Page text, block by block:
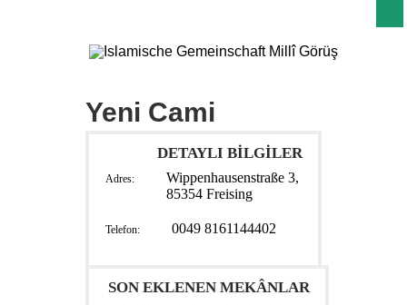
Yeni Cami
DETAYLI BİLGİLER
Adres:
Wippenhausenstraße 3,
85354 Freising
Telefon: 0049 8161144402
SON EKLENEN MEKÂNLAR